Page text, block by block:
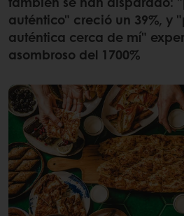
auténtico" creció un 39%, y
auténtica cerca de mí"
asombroso del 1700%